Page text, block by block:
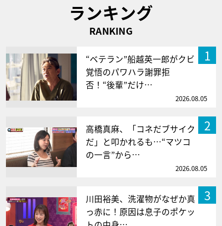
ランキング
RANKING
1
“ベテラン”船越英一郎がクビ
覚悟のパワハラ謝罪拒
否！“後輩”だけ…
2026.08.05
2
高橋真麻、「コネだブサイク
だ」と叩かれるも…“マツコ
の一言”から…
2026.08.05
3
川田裕美、洗濯物がなぜか真
っ赤に！原因は息子のポケッ